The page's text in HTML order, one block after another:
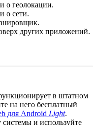
о геолокации.
о сети.
других приложений.
в штатном
на него бесплатный
для Android Light.
и используйте